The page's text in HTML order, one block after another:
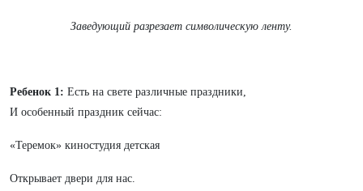
Заведующий разрезает символическую ленту.
Ребенок 1: Есть на свете различные праздники,
И особенный праздник сейчас:
«Теремок» киностудия детская
Открывает двери для нас.